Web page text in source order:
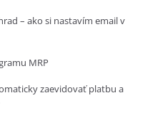
– ako si nastavím email v
MRP
zaevidovať platbu a